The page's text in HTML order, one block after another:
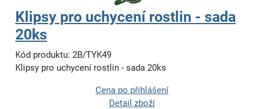
Klipsy pro uchycení rostlin - sada
20ks
Kód produktu: 2B/TYK49
Klipsy pro uchycení rostlin - sada 20ks
Cena po přihlášení
Detail zboží